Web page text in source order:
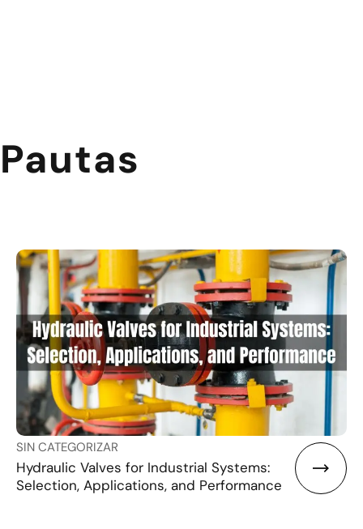
Pautas
SIN CATEGORIZAR
Hydraulic Valves for Industrial Systems:
Selection, Applications, and Performance